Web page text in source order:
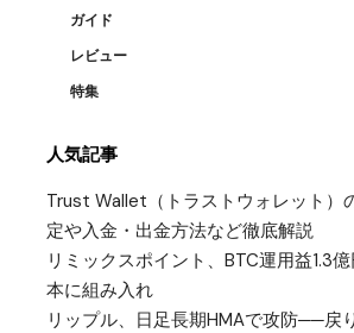
ガイド
レビュー
特集
人気記事
Trust Wallet（トラストウォレット）
定や入金・出金方法など徹底解説
リミックスポイント、BTC運用益1.3
本に組み入れ
リップル、日足長期HMAで攻防──戻